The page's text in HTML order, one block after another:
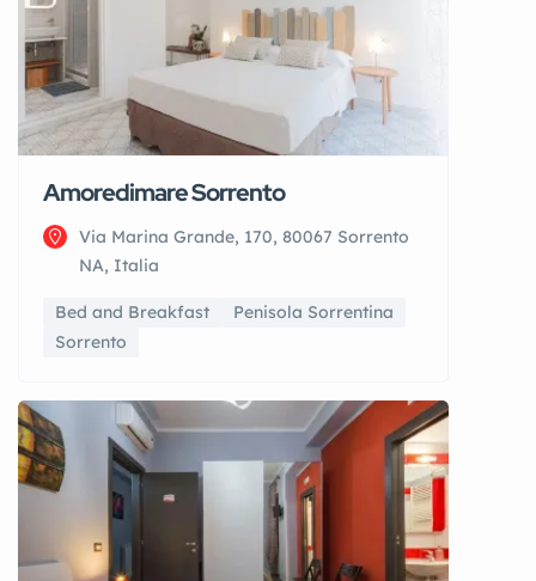
Amoredimare Sorrento
Via Marina Grande, 170, 80067 Sorrento
NA, Italia
Bed and Breakfast
Penisola Sorrentina
Sorrento